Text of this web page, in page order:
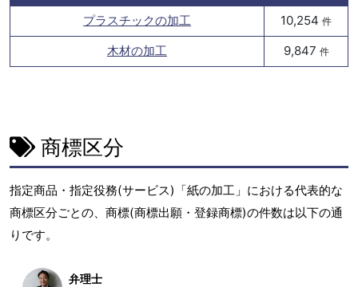
プラスチックの加工 10,254 件
木材の加工 9,847 件
商標区分
指定商品・指定役務(サービス)「紙の加工」における代表的な
商標区分ごとの、商標(商標出願・登録商標)の件数は以下の通
りです。
弁理士